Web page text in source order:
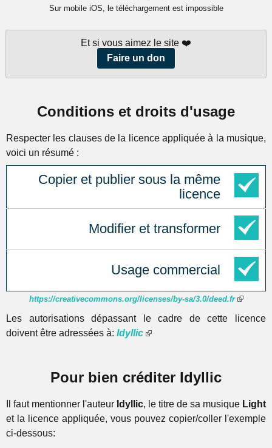
Sur mobile iOS, le téléchargement est impossible
Et si vous aimez le site ❤️
Faire un don
Conditions et droits d'usage
Respecter les clauses de la licence appliquée à la musique,
voici un résumé :
Copier et publier sous la même
licence
Modifier et transformer
Usage commercial
https://creativecommons.org/licenses/by-sa/3.0/deed.fr
Les autorisations dépassant le cadre de cette licence
doivent être adressées à: Idyllic
Pour bien créditer Idyllic
Il faut mentionner l'auteur Idyllic, le titre de sa musique Light
et la licence appliquée, vous pouvez copier/coller l'exemple
ci-dessous: